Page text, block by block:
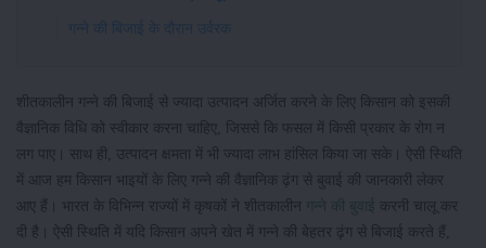
गन्ने की बिजाई के दौरान उर्वरक
शीतकालीन गन्ने की बिजाई से ज्यादा उत्पादन अर्जित करने के लिए किसान को इसकी
वैज्ञानिक विधि को स्वीकार करना चाहिए, जिससे कि फसल में किसी प्रकार के रोग न
लग पाए। साथ ही, उत्पादन क्षमता में भी ज्यादा लाभ हांसिल किया जा सके। ऐसी स्थिति
में आज हम किसान भाइयों के लिए गन्ने की वैज्ञानिक ढ़ंग से बुवाई की जानकारी लेकर
आए हैं। भारत के विभिन्न राज्यों में कृषकों ने शीतकालीन गन्ने की बुवाई
करनी चालू कर
दी है। ऐसी स्थिति में यदि किसान अपने खेत में गन्ने की बेहतर ढ़ंग से बिजाई करते हैं,